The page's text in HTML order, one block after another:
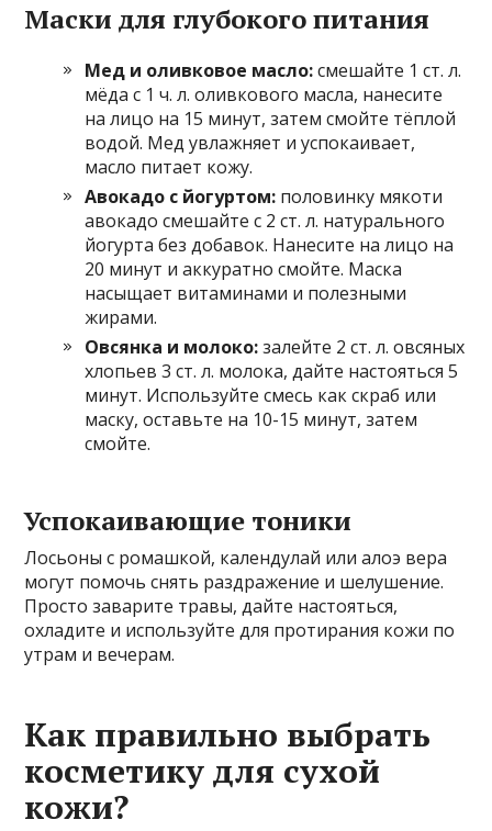
Маски для глубокого питания
Мед и оливковое масло:смешайте 1 ст. л.
мёда с 1 ч. л. оливкового масла, нанесите
на лицо на 15 минут, затем смойте тёплой
водой. Мед увлажняет и успокаивает,
масло питает кожу.
Авокадо с йогуртом: половинку мякоти
авокадо смешайте с 2 ст. л. натурального
йогурта без добавок. Нанесите на лицо на
20 минут и аккуратно смойте. Маска
насыщает витаминами и полезными
жирами.
Овсянка и молоко:залейте 2 ст. л. овсяных
хлопьев 3 ст. л. молока, дайте настояться 5
минут. Используйте смесь как скраб или
маску, оставьте на 10-15 минут, затем
смойте.
Успокаивающие тоники
Лосьоны с ромашкой, календулай или алоэ вера
могут помочь снять раздражение и шелушение.
Просто заварите травы, дайте настояться,
охладите и используйте для протирания кожи по
утрам и вечерам.
Как правильно выбрать
косметику для сухой
кожи?